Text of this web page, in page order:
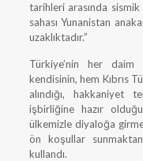
tarihleri arasında
sahası Yunanistan
uzaklıktadır.”
Türkiye’nin her
kendisinin, hem Kıbrıs
alındığı,
işbirliğine hazır
ülkemizle diyaloğa
ön koşullar
kullandı.